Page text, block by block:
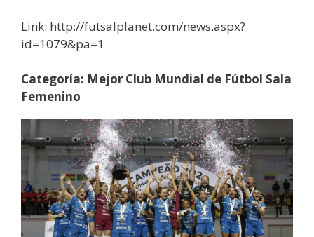
Link: http://futsalplanet.com/news.aspx?
id=1079&pa=1
Categoría: Mejor Club Mundial de Fútbol Sala
Femenino